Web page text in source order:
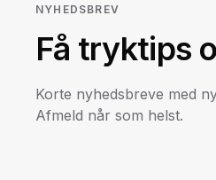
NYHEDSBREV
Få tryktips
Korte nyhedsbreve med
Afmeld når som helst.